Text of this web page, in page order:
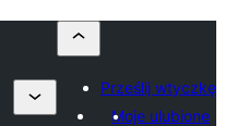
Prześlij wtyczkę
Moje ulubione